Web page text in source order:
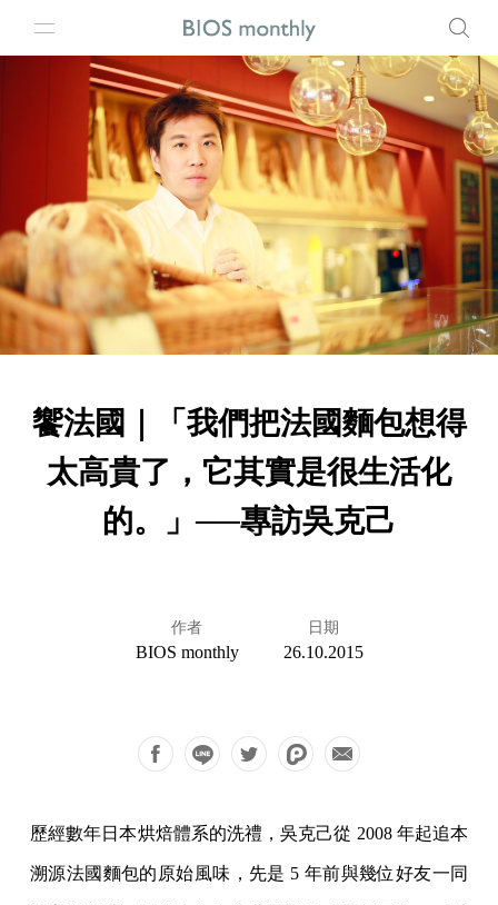
饗法國｜「我們把法國麵包想得
太高貴了，它其實是很生活化
的。」──專訪吳克己
作者
BIOS monthly
日期
26.10.2015
歷經數年日本烘焙體系的洗禮，吳克己從 2008 年起追本
溯源法國麵包的原始風味，先是 5 年前與幾位好友一同